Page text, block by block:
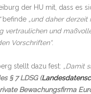
der HU mit, dass es
befinde „und daher derzeit
vertraulichen und
Vorschriften“.
stellt dazu fest: „Damit
§ 7 LDSG (
Bewachungsfirma